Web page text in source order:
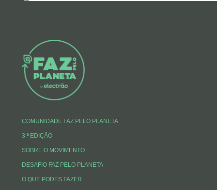
COMUNIDADE FAZ PELO PLANETA
3.ª EDIÇÃO
SOBRE O MOVIMENTO
DESAFIO FAZ PELO PLANETA
O QUE PODES FAZER